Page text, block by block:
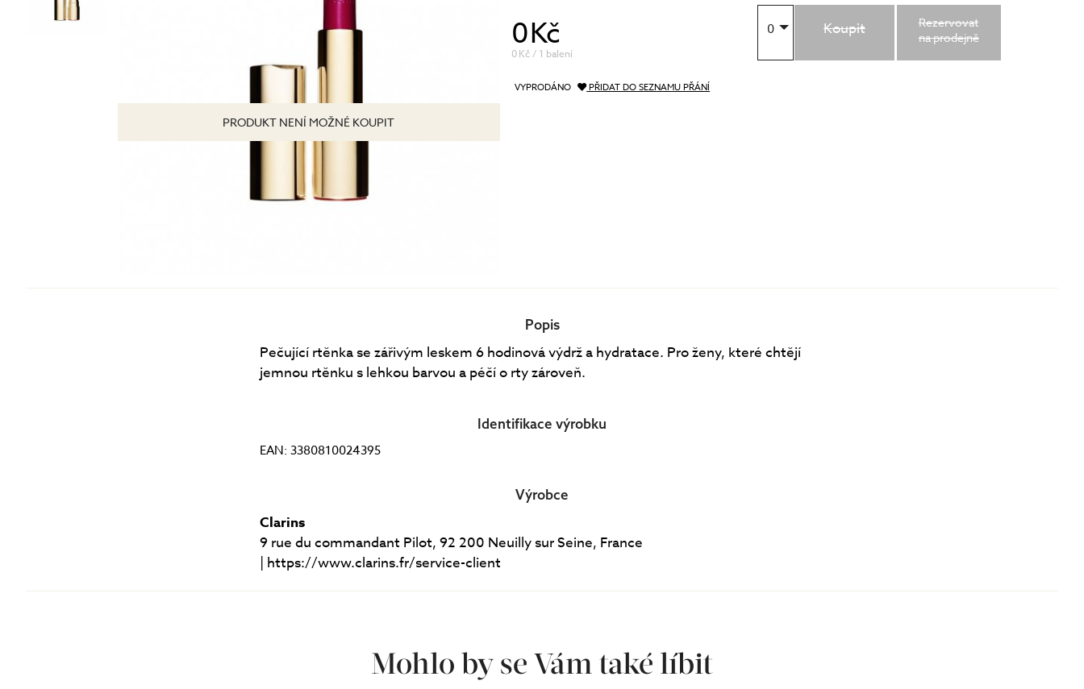
s SPF
BB/CC krémy
PRODUKT NENÍ MOŽNÉ KOUPIT
0 Kč
0 Kč / 1 balení
0 Koupit
Rezervovat
na prodejně
VYPRODÁNO PŘIDAT DO SEZNAMU PŘÁNÍ
Popis
Pečující rtěnka se zářivým leskem 6 hodinová výdrž a hydratace. Pro ženy, které chtějí
jemnou rtěnku s lehkou barvou a péčí o rty zároveň.
Identifikace výrobku
EAN: 3380810024395
Výrobce
Clarins
9 rue du commandant Pilot, 92 200 Neuilly sur Seine, France
| https://www.clarins.fr/service-client
Mohlo by se Vám také líbit